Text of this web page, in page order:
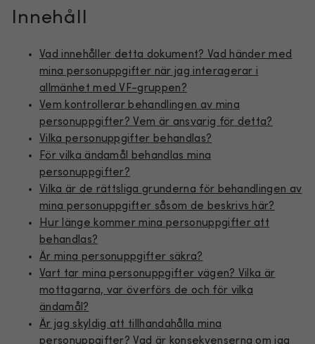
Innehåll
Vad innehåller detta dokument? Vad händer med
mina personuppgifter när jag interagerar i
allmänhet med VF-gruppen?
Vem kontrollerar behandlingen av mina
personuppgifter? Vem är ansvarig för detta?
Vilka personuppgifter behandlas?
För vilka ändamål behandlas mina
personuppgifter?
Vilka är de rättsliga grunderna för behandlingen av
mina personuppgifter såsom de beskrivs här?
Hur länge kommer mina personuppgifter att
behandlas?
Är mina personuppgifter säkra?
Vart tar mina personuppgifter vägen? Vilka är
mottagarna, var överförs de och för vilka
ändamål?
Är jag skyldig att tillhandahålla mina
personuppgifter? Vad är konsekvenserna om jag